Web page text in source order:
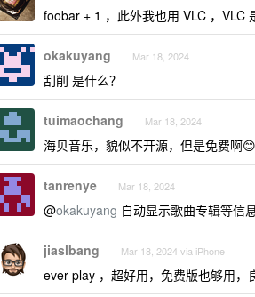
foobar + 1 ，此外我也用 VLC ，VLC
okakuyang Mar 18, 2024
刮削 是什么？
tuimaochang Mar 18, 2024
海贝音乐，貌似不开源，但是免费啊😊
tanrenye Mar 18, 2024
@okakuyang 自动显示歌曲专辑等信
jiaslbang Mar 18, 2024 via iPhone
ever play ，超好用，免费版也够用，